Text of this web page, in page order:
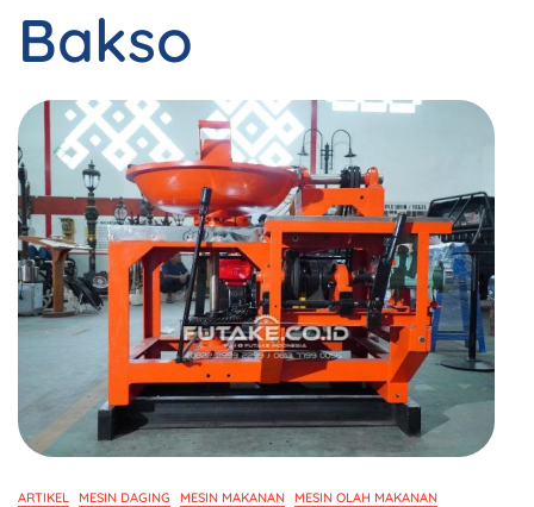
Bakso
ARTIKEL MESIN DAGING MESIN MAKANAN MESIN OLAH MAKANAN